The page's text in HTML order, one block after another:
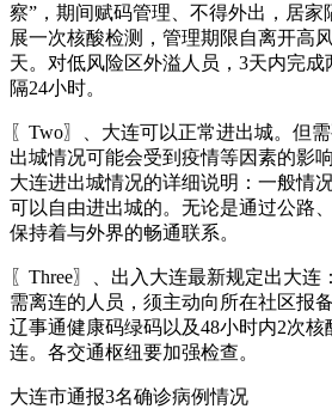
察”，期间赋码管理、不得外出，居家
展一次核酸检测，管理期限自离开高
天。对低风险区外溢人员，3天内完成
隔24小时。
〖Two〗、大连可以正常进出城。但
出城情况可能会受到疫情等因素的影
大连进出城情况的详细说明：一般情
可以自由进出城的。无论是通过公路
保持着与外界的畅通联系。
〖Three〗、出入大连最新规定出大连
需离连的人员，须主动向所在社区报
辽事通健康码绿码以及48小时内2次
连。各交通枢纽要加强检查。
大连市通报3名确诊病例情况